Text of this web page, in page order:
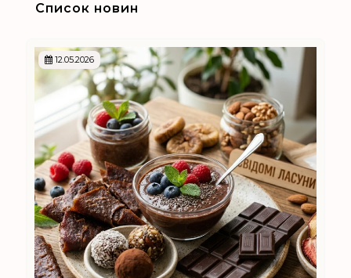
Список новин
12.05.2026